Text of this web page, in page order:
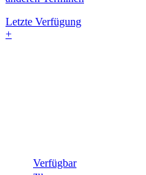
Letzte Verfügung
+
Verfügbar